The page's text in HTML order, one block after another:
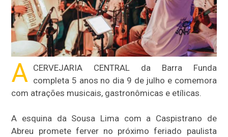
A CERVEJARIA CENTRAL da Barra Funda
completa 5 anos no dia 9 de julho e comemora
com atrações musicais, gastronômicas e etílicas.
A esquina da Sousa Lima com a Caspistrano de
Abreu promete ferver no próximo feriado paulista